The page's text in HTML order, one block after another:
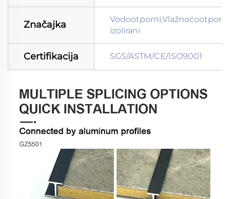
Značajka
izolirani
Certifikacija SGS/ASTM/CE/ISO9001